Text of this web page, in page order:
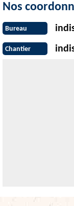
Nos
Bureau
Chantier